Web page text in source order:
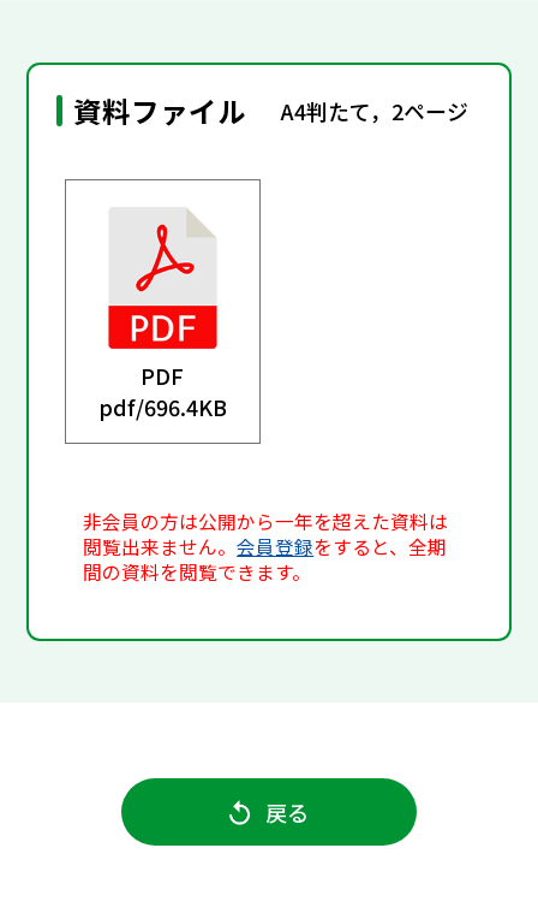
資料ファイル A4判たて，2ページ
PDF
pdf/696.4KB
非会員の方は公開から一年を超えた資料は
閲覧出来ません。会員登録をすると、全期
間の資料を閲覧できます。
戻る